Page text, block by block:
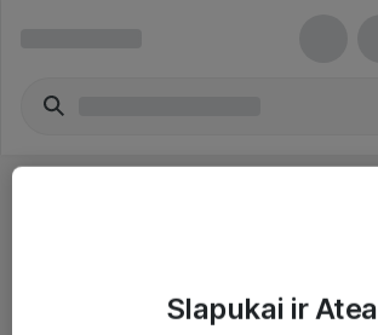
Slapukai ir Atea